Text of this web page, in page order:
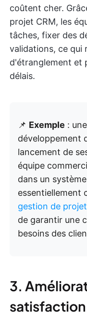
coûtent cher.
projet CRM, les
tâches, fixer des
validations, ce qui
d'étranglement et
délais.
📌 Exemple :
développement
lancement de
équipe
dans un
essentiellement
gestion de
de garantir une
besoins des
3.